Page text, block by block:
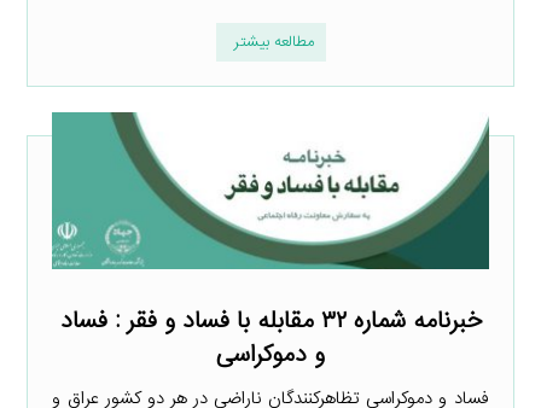
مطالعه بیشتر
خبرنامه شماره ۳۲ مقابله با فساد و فقر : فساد
و دموکراسی
فساد و دموکراسی تظاهرکنندگان ناراضی در هر دو کشور عراق و